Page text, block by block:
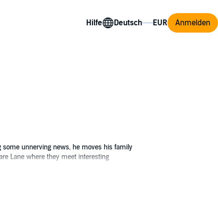
Hilfe Anmelden
unnerving news, he moves his family
Lane where they meet interesting